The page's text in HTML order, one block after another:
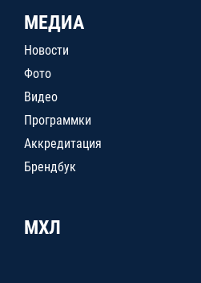
МЕДИА
Новости
Фото
Видео
Программки
Аккредитация
Брендбук
МХЛ